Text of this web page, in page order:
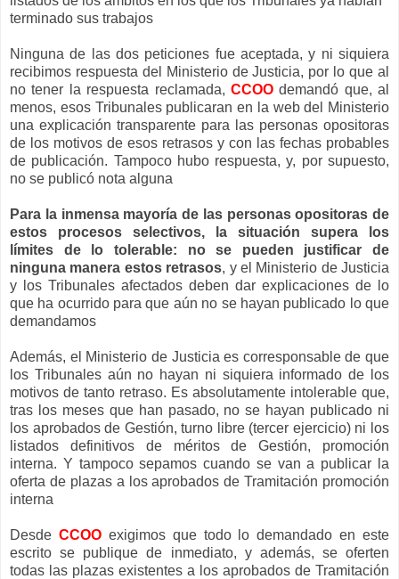
terminado sus trabajos
Ninguna de las dos peticiones fue aceptada, y ni siquiera
recibimos respuesta del Ministerio de Justicia, por lo que al
no tener la respuesta reclamada, CCOOdemandó que, al
menos, esos Tribunales publicaran en la web del Ministerio
una explicación transparente para las personas opositoras
de los motivos de esos retrasos y con las fechas probables
de publicación. Tampoco hubo respuesta, y, por supuesto,
no se publicó nota alguna
Para la inmensa mayoría de las personas opositoras de
estos procesos selectivos, la situación supera los
límites de lo tolerable: no se pueden justificar de
ninguna manera estos retrasos, y el Ministerio de Justicia
y los Tribunales afectados deben dar explicaciones de lo
que ha ocurrido para que aún no se hayan publicado lo que
demandamos
Además, el Ministerio de Justicia es corresponsable de que
los Tribunales aún no hayan ni siquiera informado de los
motivos de tanto retraso. Es absolutamente intolerable que,
tras los meses que han pasado, no se hayan publicado ni
los aprobados de Gestión, turno libre (tercer ejercicio) ni los
listados definitivos de méritos de Gestión, promoción
interna. Y tampoco sepamos cuando se van a publicar la
oferta de plazas a los aprobados de Tramitación promoción
interna
Desde CCOOexigimos que todo lo demandado en este
escrito se publique de inmediato, y además, se oferten
todas las plazas existentes a los aprobados de Tramitación